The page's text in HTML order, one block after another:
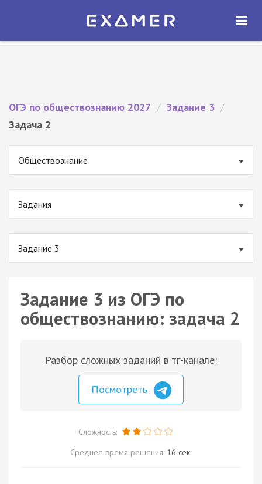
Экзамер — ЕГЭ 2027
ОТКРЫТЬ
ОГЭ по обществознанию 2027 / Задание 3 /
Задача 2
Обществознание
Задания
Задание 3
Задание 3 из ОГЭ по
обществознанию: задача 2
Разбор сложных заданий в тг-канале:
Посмотреть
Сложность:
Среднее время решения: 16 сек.